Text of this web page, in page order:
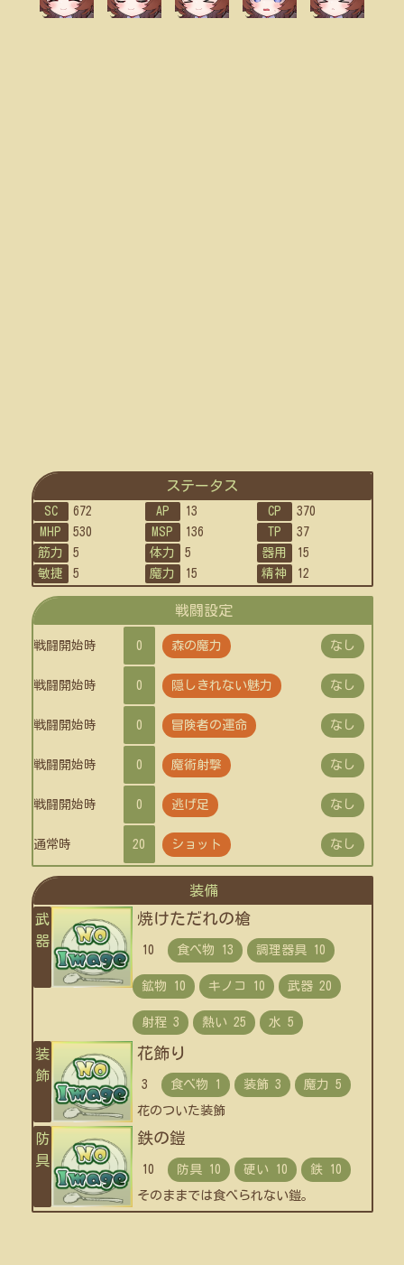
ステータス
SC 672 AP 13 CP
370
MHP
530 MSP 136 TP
37
筋力
5 体力 5 器用
15
敏捷
5 魔力 15 精神 12
戦闘設定
戦闘開始時 0 森の魔力 なし
戦闘開始時 0 隠しきれない魅力 なし
戦闘開始時 0 冒険者の運命 なし
戦闘開始時 0 魔術射撃 なし
戦闘開始時 0 逃げ足 なし
通常時 20 ショット なし
装備
武
器
焼けただれの槍
10
装
飾
花飾り
3
花のついた装飾
防
具
鉄の鎧
10
そのままでは食べられない鎧。